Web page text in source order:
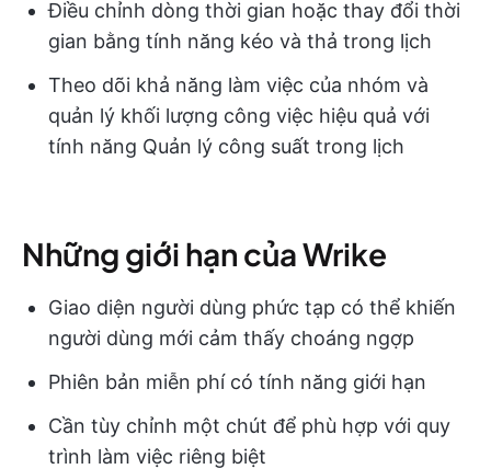
Điều chỉnh dòng thời gian hoặc thay đổi thời
gian bằng tính năng kéo và thả trong lịch
Theo dõi khả năng làm việc của nhóm và
quản lý khối lượng công việc hiệu quả với
tính năng Quản lý công suất trong lịch
Những giới hạn của Wrike
Giao diện người dùng phức tạp có thể khiến
người dùng mới cảm thấy choáng ngợp
Phiên bản miễn phí có tính năng giới hạn
Cần tùy chỉnh một chút để phù hợp với quy
trình làm việc riêng biệt